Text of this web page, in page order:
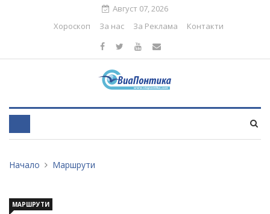
Август 07, 2026
Хороскоп
За нас За Реклама Контакти
Начало Маршрути
МАРШРУТИ